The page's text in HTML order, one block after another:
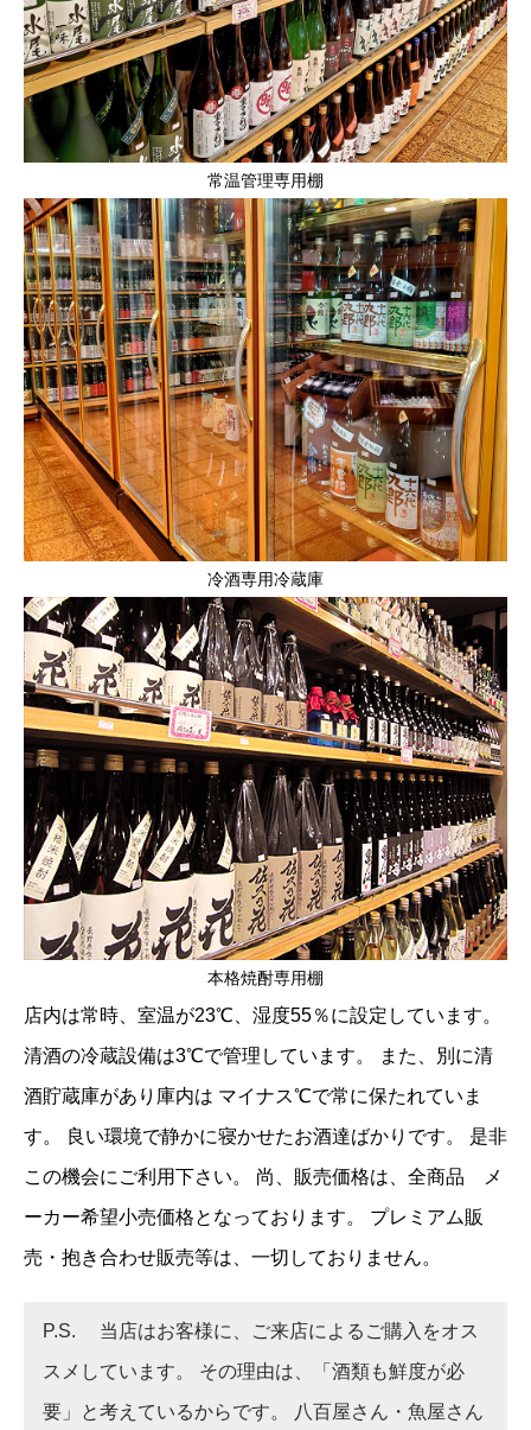
常温管理専用棚
冷酒専用冷蔵庫
本格焼酎専用棚
店内は常時、室温が23℃、湿度55％に設定しています。
清酒の冷蔵設備は3℃で管理しています。 また、別に清
酒貯蔵庫があり庫内は マイナス℃で常に保たれていま
す。 良い環境で静かに寝かせたお酒達ばかりです。 是非
この機会にご利用下さい。 尚、販売価格は、全商品 メ
ーカー希望小売価格となっております。 プレミアム販
売・抱き合わせ販売等は、一切しておりません。
P.S. 当店はお客様に、ご来店によるご購入をオス
スメしています。 その理由は、「酒類も鮮度が必
要」と考えているからです。 八百屋さん・魚屋さん